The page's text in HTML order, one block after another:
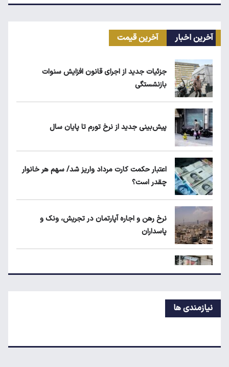
ماجرای محدودیت گوشت برزیلی در اروپا
شرط جدید دریافت یارانه و کالابرگ
آخرین اخبار آخرین قیمت
جزئیات جدید از اجرای قانون افزایش سنوات
بازنشستگی
پیش‌بینی جدید از نرخ تورم تا پایان سال
اعتبار حکمت کارت مرداد واریز شد/ سهم هر خانوار
چقدر است؟
نرخ رهن و اجاره آپارتمان در تجریش، ونک و
پاسداران
شرط جدید دریافت یارانه و کالابرگ
نیازمندی ها